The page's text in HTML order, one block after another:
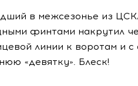
в межсезонье из
финтами накрутил
линии к воротам и с
«девятку». Блеск!